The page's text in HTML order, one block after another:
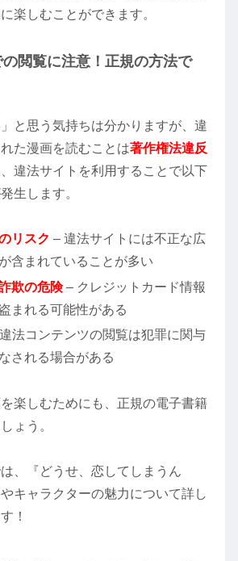
楽しむことができます。
閲覧に注意！正規の方法で
」と思う気持ちは分かりますが、違
た漫画を読むことは著作権法違反
違法サイトを利用することで以下
生します。
リスク – 違法サイトには不正な広
含まれていることが多い
欺の危険– クレジットカード情報
まれる可能性がある
法コンテンツの閲覧は犯罪に関与
される場合がある
楽しむためにも、正規の電子書籍
ょう。
、『どうせ、恋してしまうん
キャラクターの魅力について詳し
！